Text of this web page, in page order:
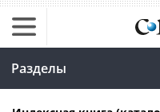
Разделы